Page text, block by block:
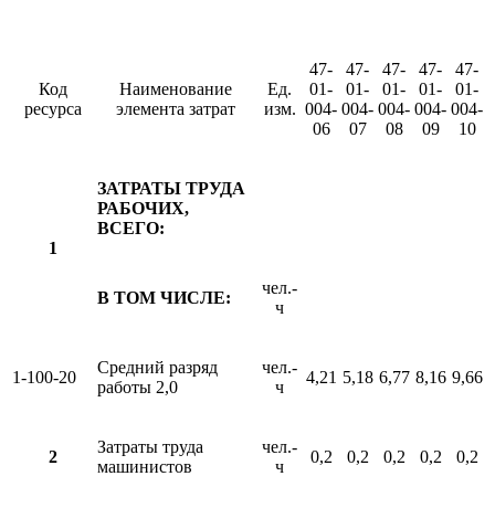
Код
ресурса
Наименование
элемента затрат
Ед.
изм.
47-
01-
004-
06
47-
01-
004-
07
47-
01-
004-
08
47-
01-
004-
09
47-
01-
004-
10
1
ЗАТРАТЫ ТРУДА
РАБОЧИХ,
ВСЕГО:
В ТОМ ЧИСЛЕ:
чел.-
ч
1-100-20
Средний разряд
работы 2,0
чел.-
ч
4,21 5,18 6,77 8,16 9,66
2
Затраты труда
машинистов
чел.-
ч
0,2 0,2 0,2 0,2 0,2